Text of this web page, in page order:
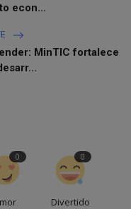
econ...
MinTIC fortalece
0
Divertido
0